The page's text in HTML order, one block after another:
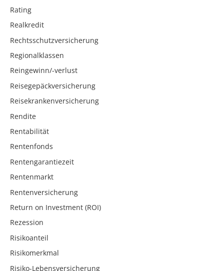
Rating
Realkredit
Rechtsschutzversicherung
Regionalklassen
Reingewinn/-verlust
Reisegepäckversicherung
Reisekrankenversicherung
Rendite
Rentabilität
Rentenfonds
Rentengarantiezeit
Rentenmarkt
Rentenversicherung
Return on Investment (ROI)
Rezession
Risikoanteil
Risikomerkmal
Risiko-Lebensversicherung